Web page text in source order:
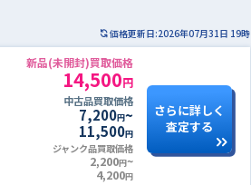
価格更新日:2026年07月31日 19時
新品(未開封)買取価格
14,500円
中古品買取価格
7,200円~
11,500円
ジャンク品買取価格
2,200円~
4,200円
さらに詳しく
査定する